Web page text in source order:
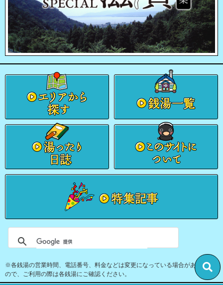
※各銭湯の営業時間、電話番号、料金などは変更になっている場合があります
ので、ご利用の際は各銭湯にご確認ください。